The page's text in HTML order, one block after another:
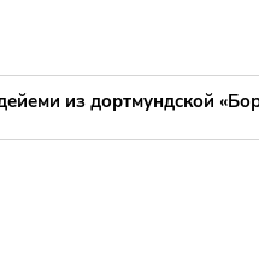
из дортмундской